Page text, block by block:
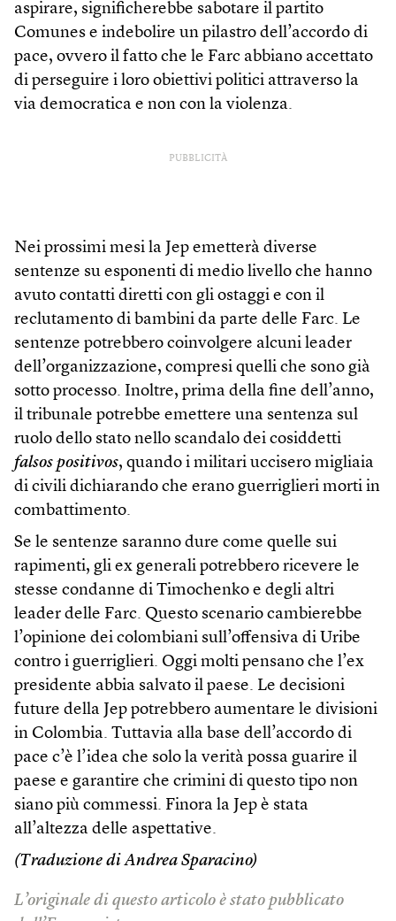
aspirare, significherebbe sabotare il partito
Comunes e indebolire un pilastro dell’accordo di
pace, ovvero il fatto che le Farc abbiano accettato
di perseguire i loro obiettivi politici attraverso la
via democratica e non con la violenza.
PUBBLICITÀ
Nei prossimi mesi la Jep emetterà diverse
sentenze su esponenti di medio livello che hanno
avuto contatti diretti con gli ostaggi e con il
reclutamento di bambini da parte delle Farc. Le
sentenze potrebbero coinvolgere alcuni leader
dell’organizzazione, compresi quelli che sono già
sotto processo. Inoltre, prima della fine dell’anno,
il tribunale potrebbe emettere una sentenza sul
ruolo dello stato nello scandalo dei cosiddetti
falsos positivos, quando i militari uccisero migliaia
di civili dichiarando che erano guerriglieri morti in
combattimento.
Se le sentenze saranno dure come quelle sui
rapimenti, gli ex generali potrebbero ricevere le
stesse condanne di Timochenko e degli altri
leader delle Farc. Questo scenario cambierebbe
l’opinione dei colombiani sull’offensiva di Uribe
contro i guerriglieri. Oggi molti pensano che l’ex
presidente abbia salvato il paese. Le decisioni
future della Jep potrebbero aumentare le divisioni
in Colombia. Tuttavia alla base dell’accordo di
pace c’è l’idea che solo la verità possa guarire il
paese e garantire che crimini di questo tipo non
siano più commessi. Finora la Jep è stata
all’altezza delle aspettative.
(Traduzione di Andrea Sparacino)
L’originale di questo articolo è stato pubblicato